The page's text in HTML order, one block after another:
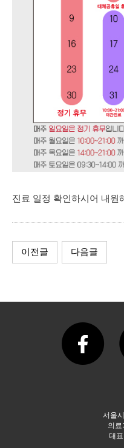
진료 일정 확인하시어 내원
이전글 다음글
서울
의료
대